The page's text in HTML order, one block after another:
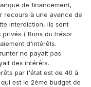
de financement,
recours à une avance de
interdiction, ils sont
( Bons du trésor
d'intérêts.
ne payait pas
des intérêts.
par l'état est de 40 à
est le 2ème budget de